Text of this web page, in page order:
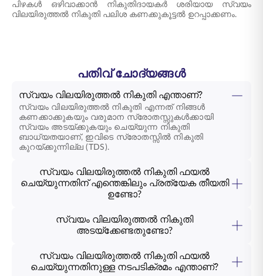
പിഴകൾ ഒഴിവാക്കാൻ നികുതിദായകർ ശരിയായ സ്വയം
വിലയിരുത്തൽ നികുതി പലിശ കണക്കുകൂട്ടൽ ഉറപ്പാക്കണം.
പതിവ് ചോദ്യങ്ങൾ
സ്വയം വിലയിരുത്തൽ നികുതി എന്താണ്?
സ്വയം വിലയിരുത്തൽ നികുതി എന്നത് നിങ്ങൾ
കണക്കാക്കുകയും വരുമാന സ്രോതസ്സുകൾക്കായി
സ്വയം അടയ്ക്കുകയും ചെയ്യുന്ന നികുതി
ബാധ്യതയാണ്, ഇവിടെ സ്രോതസ്സിൽ നികുതി
കുറയ്ക്കുന്നില്ല (TDS).
സ്വയം വിലയിരുത്തൽ നികുതി ഫയൽ
ചെയ്യുന്നതിന് എന്തെങ്കിലും പ്രത്യേക തീയതി
ഉണ്ടോ?
സ്വയം വിലയിരുത്തൽ നികുതി
അടയ്ക്കേണ്ടതുണ്ടോ?
സ്വയം വിലയിരുത്തൽ നികുതി ഫയൽ
ചെയ്യുന്നതിനുള്ള നടപടിക്രമം എന്താണ്?